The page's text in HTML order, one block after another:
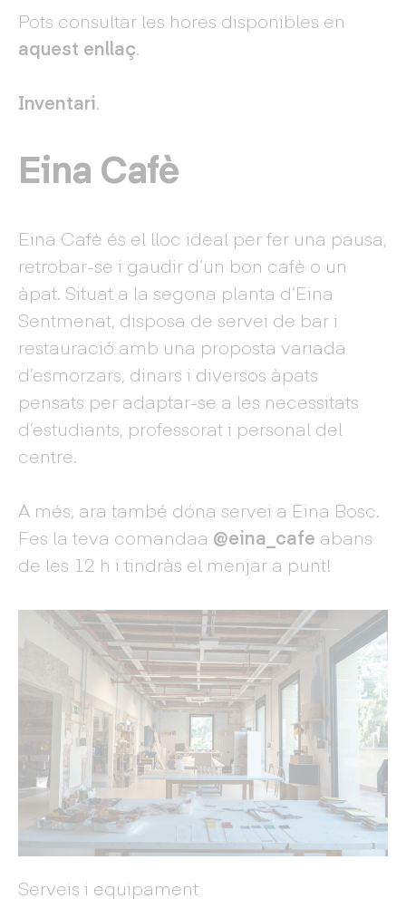
Pots consultar les hores disponibles en
aquest enllaç.
Inventari.
Eina Cafè
Eina Cafè és el lloc ideal per fer una pausa,
retrobar-se i gaudir d’un bon cafè o un
àpat. Situat a la segona planta d’Eina
Sentmenat, disposa de servei de bar i
restauració amb una proposta variada
d’esmorzars, dinars i diversos àpats
pensats per adaptar-se a les necessitats
d’estudiants, professorat i personal del
centre.
A més, ara també dóna servei a Eina Bosc.
Fes la teva comandaa @eina_cafe abans
de les 12 h i tindràs el menjar a punt!
Serveis i equipament